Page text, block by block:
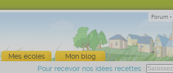
Forum -
Mes écoles
Mon blog
Pour recevoir nos idées recettes :